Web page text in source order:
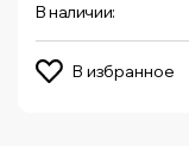
В наличии:
В избранное